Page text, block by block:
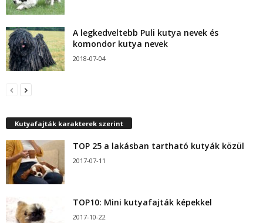
A legkedveltebb Puli kutya nevek és
komondor kutya nevek
2018-07-04
Kutyafajták karakterek szerint
TOP 25 a lakásban tartható kutyák közül
2017-07-11
TOP10: Mini kutyafajták képekkel
2017-10-22